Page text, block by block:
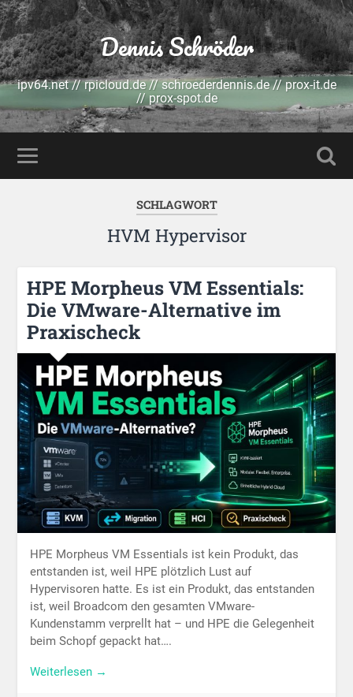
Dennis Schröder
ipv64.net // rpicloud.de // schroederdennis.de // prox-it.de
// prox-spot.de
SCHLAGWORT
HVM Hypervisor
HPE Morpheus VM Essentials:
Die VMware-Alternative im
Praxischeck
HPE Morpheus VM Essentials ist kein Produkt, das
entstanden ist, weil HPE plötzlich Lust auf
Hypervisoren hatte. Es ist ein Produkt, das entstanden
ist, weil Broadcom den gesamten VMware-
Kundenstamm verprellt hat – und HPE die Gelegenheit
beim Schopf gepackt hat….
Weiterlesen →